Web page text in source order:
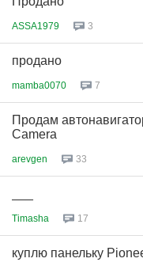
ASSA1979 3
продано
mamba0070 7
Продам
Camera
arevgen 33
Timasha 17
куплю панельку